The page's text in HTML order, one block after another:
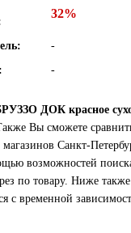
32%
-
-
ДОК красное
Вы сможете
Санкт-
возможностей
по товару. Ниже
с временной